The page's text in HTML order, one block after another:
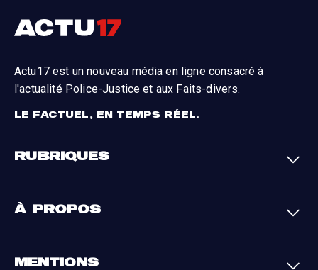
Actu17 est un nouveau média en ligne consacré à
l'actualité Police-Justice et aux Faits-divers.
LE FACTUEL, EN TEMPS RÉEL.
RUBRIQUES
Justice
Par région
À PROPOS
MENTIONS